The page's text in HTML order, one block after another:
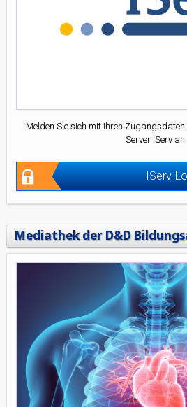
Melden Sie sich mit Ihren
Server IServ an.
IServ-
Mediathek der D&D